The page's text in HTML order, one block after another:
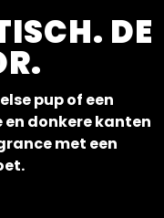
DE
pup of een
donkere kanten
met een